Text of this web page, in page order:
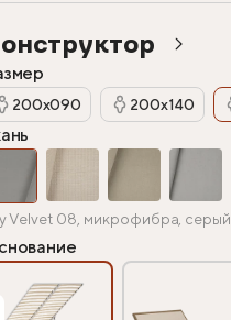
200х090 200х140
Velvet 08, микрофибра, серый